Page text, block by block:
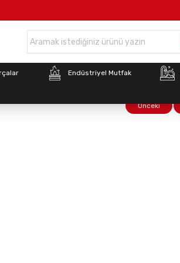
Endüstriyel Mutfak
Önceki